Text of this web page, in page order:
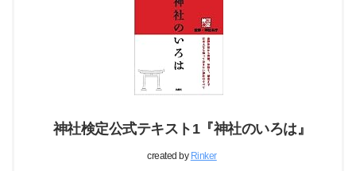
神社検定公式テキスト1『神社のいろは』
created by Rinker